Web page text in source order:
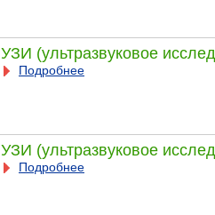
УЗИ (ультразвуковое
Подробнее
УЗИ (ультразвуковое
Подробнее